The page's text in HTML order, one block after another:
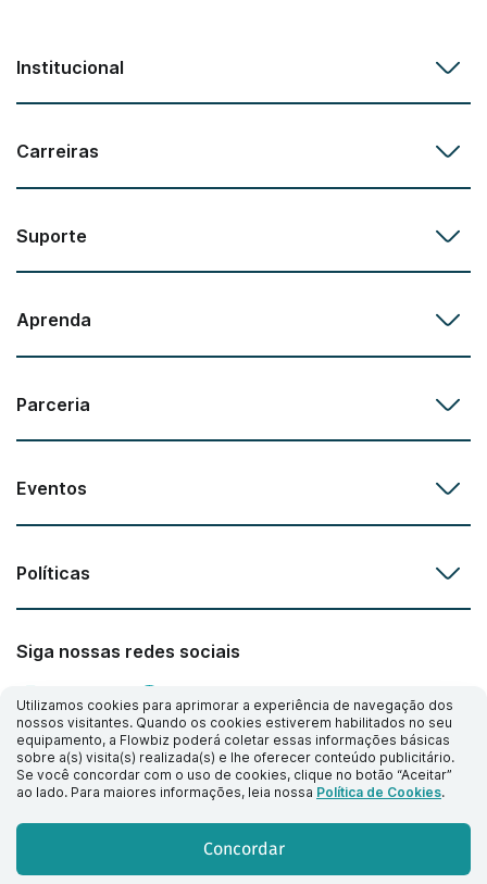
Institucional
Carreiras
Suporte
Aprenda
Parceria
Eventos
Políticas
Siga nossas redes sociais
© 2026 Flowbiz by Sankhya. Todos os direitos reservados.
Utilizamos cookies para aprimorar a experiência de navegação dos
nossos visitantes. Quando os cookies estiverem habilitados no seu
equipamento, a Flowbiz poderá coletar essas informações básicas
sobre a(s) visita(s) realizada(s) e lhe oferecer conteúdo publicitário.
Se você concordar com o uso de cookies, clique no botão “Aceitar”
ao lado. Para maiores informações, leia nossa Política de Cookies.
Concordar